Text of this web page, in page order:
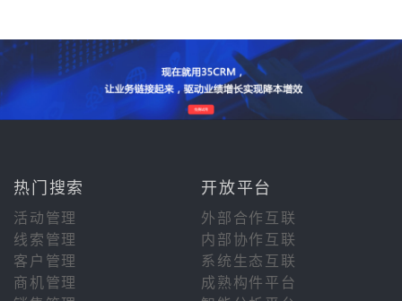
热门搜索 开放平台
活动管理
外部合作互联
线索管理
内部协作互联
客户管理
系统生态互联
商机管理
成熟构件平台